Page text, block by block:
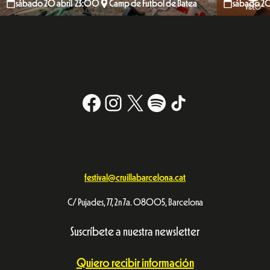
sábado 20 abril 23:00 Camp de Futbol de Batea VIDEO
sábado
Facebook
Instagram
X # TikTok
festival@cruillabarcelona.cat
C/ Pujades, 77, 2n 7a. 08005, Barcelona
Suscríbete a nuestra newsletter
Quiero recibir información